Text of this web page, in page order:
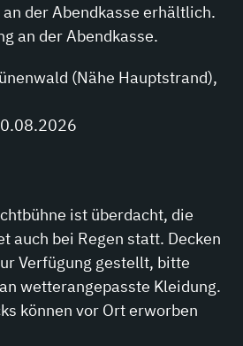
der Abendkasse erhältlich.
an der Abendkasse.
(Nähe Hauptstrand),
ist überdacht, die
auch bei Regen statt. Decken
Verfügung gestellt, bitte
wetterangepasste Kleidung.
können vor Ort erworben